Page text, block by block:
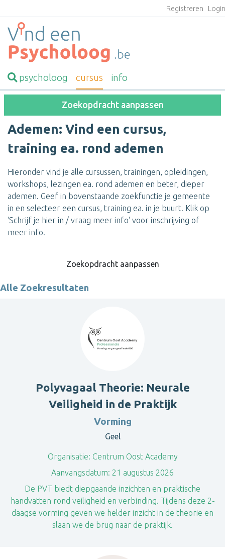
Registreren
psycholoog cursus info
Zoekopdracht aanpassen
Ademen: Vind een cursus,
training ea. rond ademen
Hieronder vind je alle cursussen, trainingen, opleidingen,
workshops, lezingen ea. rond ademen en beter, dieper
ademen. Geef in bovenstaande zoekfunctie je gemeente
in en selecteer een cursus, training ea. in je buurt. Klik op
'Schrijf je hier in / vraag meer info' voor inschrijving of
meer info.
Zoekopdracht aanpassen
Alle Zoekresultaten
Polyvagaal Theorie: Neurale
Veiligheid in de Praktijk
Vorming
Geel
Organisatie: Centrum Oost Academy
Aanvangsdatum: 21 augustus 2026
De PVT biedt diepgaande inzichten en praktische
handvatten rond veiligheid en verbinding. Tijdens deze 2-
daagse vorming geven we helder inzicht in de theorie en
slaan we de brug naar de praktijk.